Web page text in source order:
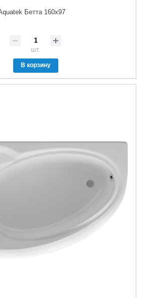
Бетта 160х97
шт.
В корзину